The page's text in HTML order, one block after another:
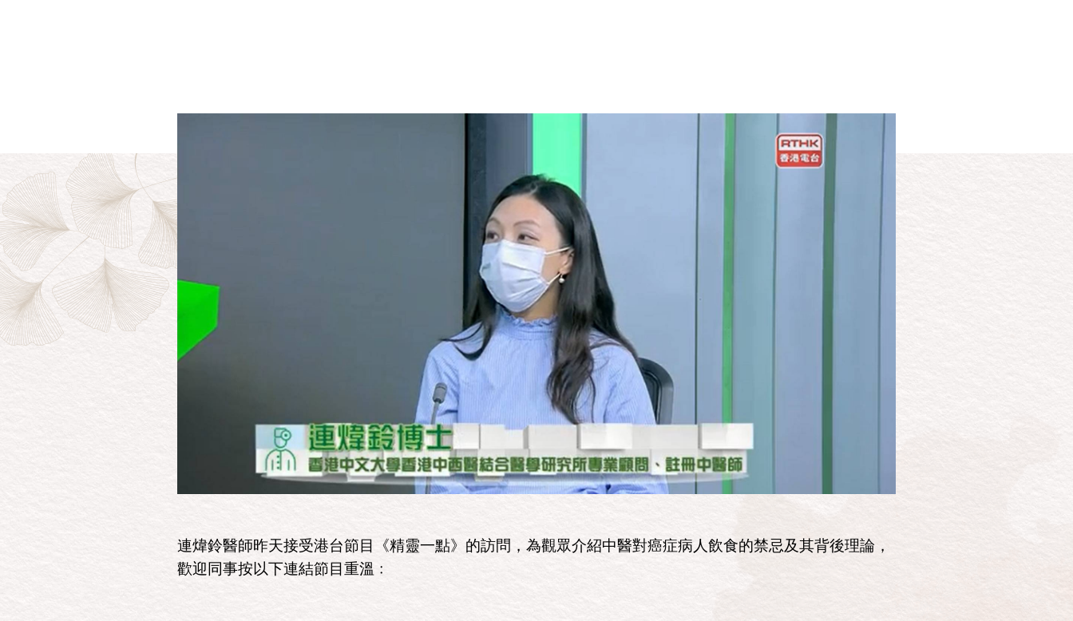
連煒鈴醫師昨天接受港台節目《精靈一點》的訪問，為觀眾介紹中醫對癌症病人飲食的禁忌及其背後理論，
歡迎同事按以下連結節目重溫﹕